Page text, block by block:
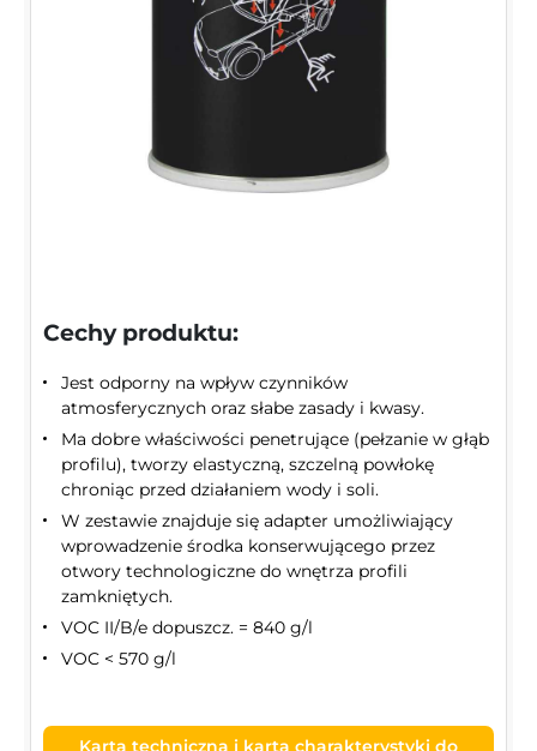
Cechy produktu:
Jest odporny na wpływ czynników
atmosferycznych oraz słabe zasady i kwasy.
Ma dobre właściwości penetrujące (pełzanie w głąb
profilu), tworzy elastyczną, szczelną powłokę
chroniąc przed działaniem wody i soli.
W zestawie znajduje się adapter umożliwiający
wprowadzenie środka konserwującego przez
otwory technologiczne do wnętrza profili
zamkniętych.
VOC II/B/e dopuszcz. = 840 g/l
VOC < 570 g/l
Karta techniczna i karta charakterystyki do